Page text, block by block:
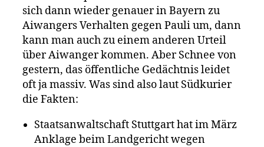
sich dann wieder genauer in Bayern zu
Aiwangers Verhalten gegen Pauli um, dann
kann man auch zu einem anderen Urteil
über Aiwanger kommen. Aber Schnee von
gestern, das öffentliche Gedächtnis leidet
oft ja massiv. Was sind also laut Südkurier
die Fakten:
Staatsanwaltschaft Stuttgart hat im März
Anklage beim Landgericht wegen